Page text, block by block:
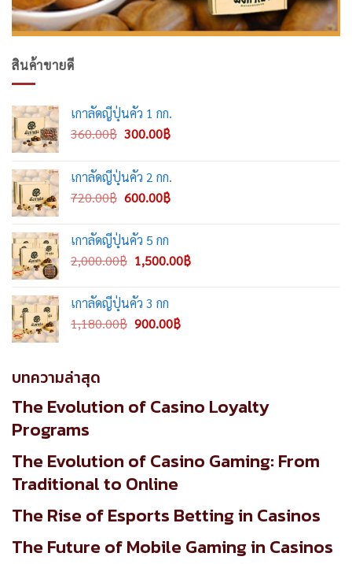
สินค้าขายดี
เกาลัดญี่ปุ่นคั่ว 1 กก.
360.00฿ Original
was:
360.00฿.
300.00฿Current
300.00฿.
เกาลัดญี่ปุ่นคั่ว 2 กก.
720.00฿ Original
was:
720.00฿.
600.00฿Current
เกาลัดญี่ปุ่นคั่ว 5 กก
2,000.00฿ Original
was:
2,000.00฿.
1,500.00฿Current
เกาลัดญี่ปุ่นคั่ว 3 กก
1,180.00฿ Original
900.00฿Current
บทความล่าสุด
The Evolution of Casino Loyalty
Programs
The Evolution of Casino Gaming: From
Traditional to Online
The Rise of Esports Betting in Casinos
The Future of Mobile Gaming in Casinos